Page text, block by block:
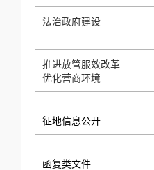
法治政府建设
推进放管服效改革
优化营商环境
征地信息公开
函复类文件